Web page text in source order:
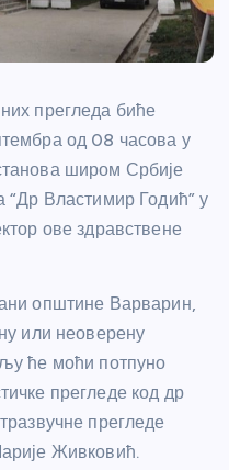
прегледа биће
од 08 часова у
широм Србије
“Др Властимир Годић” у
ове здравствене
општине Варварин,
или неоверену
ће моћи потпуно
прегледе код др
прегледе
Живковић.